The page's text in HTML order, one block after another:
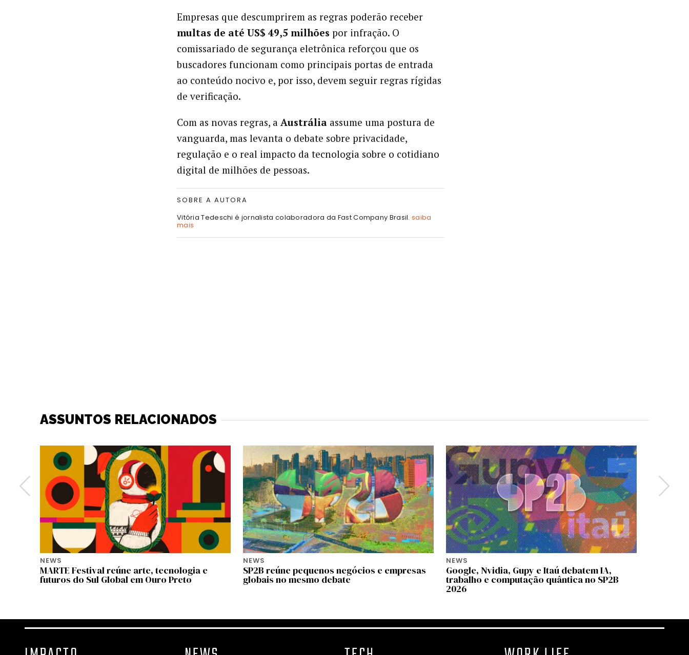
Empresas que descumprirem as regras poderão receber
multas de até US$ 49,5 milhões por infração. O
comissariado de segurança eletrônica reforçou que os
buscadores funcionam como principais portas de entrada
ao conteúdo nocivo e, por isso, devem seguir regras rígidas
de verificação.
Com as novas regras, a Austráliaassume uma postura de
vanguarda, mas levanta o debate sobre privacidade,
regulação e o real impacto da tecnologia sobre o cotidiano
digital de milhões de pessoas.
SOBRE A AUTORA
Vitória Tedeschi é jornalista colaboradora da Fast Company Brasil.saiba
mais
ASSUNTOS RELACIONADOS
NEWS
MARTE Festival reúne arte, tecnologia e
futuros do Sul Global em Ouro Preto
NEWS
SP2B reúne pequenos negócios e empresas
globais no mesmo debate
NEWS
Google, Nvidia, Gupy e Itaú debatem IA,
trabalho e computação quântica no SP2B
2026